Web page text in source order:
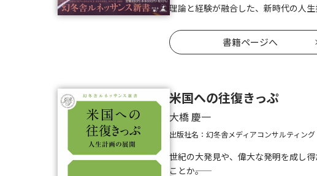
理論と経験が融合した、新時代の人生
書籍ページへ
米国への往復きっぷ
大橋 慶一
出版社名：幻冬舎メディアコンサルティング
世紀の大発見や、偉大な発明を成し
ことか――。